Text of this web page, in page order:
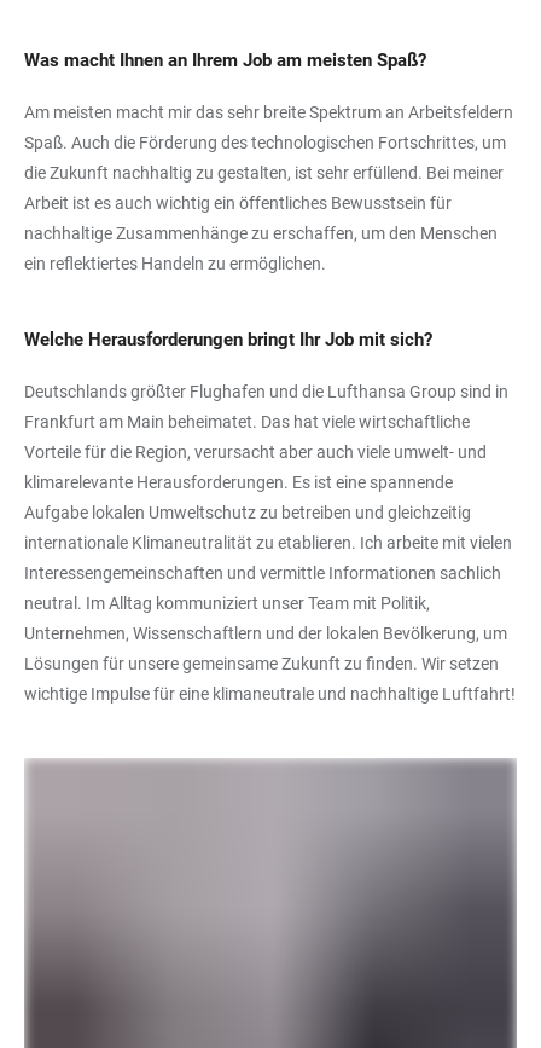
Was macht Ihnen an Ihrem Job am meisten Spaß?
Am meisten macht mir das sehr breite Spektrum an Arbeitsfeldern
Spaß. Auch die Förderung des technologischen Fortschrittes, um
die Zukunft nachhaltig zu gestalten, ist sehr erfüllend. Bei meiner
Arbeit ist es auch wichtig ein öffentliches Bewusstsein für
nachhaltige Zusammenhänge zu erschaffen, um den Menschen
ein reflektiertes Handeln zu ermöglichen.
Welche Herausforderungen bringt Ihr Job mit sich?
Deutschlands größter Flughafen und die Lufthansa Group sind in
Frankfurt am Main beheimatet. Das hat viele wirtschaftliche
Vorteile für die Region, verursacht aber auch viele umwelt- und
klimarelevante Herausforderungen. Es ist eine spannende
Aufgabe lokalen Umweltschutz zu betreiben und gleichzeitig
internationale Klimaneutralität zu etablieren. Ich arbeite mit vielen
Interessengemeinschaften und vermittle Informationen sachlich
neutral. Im Alltag kommuniziert unser Team mit Politik,
Unternehmen, Wissenschaftlern und der lokalen Bevölkerung, um
Lösungen für unsere gemeinsame Zukunft zu finden. Wir setzen
wichtige Impulse für eine klimaneutrale und nachhaltige Luftfahrt!